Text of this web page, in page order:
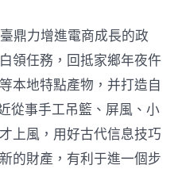
鼎力增進電商成長的政
領任務，回抵家鄉年夜仵
本地特點產物，并打造自
從事手工吊籃、屏風、小
上風，用好古代信息技巧
的財產，有利于進一個步